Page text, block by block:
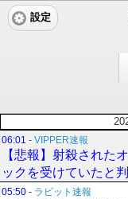
設定
06:01 - VIPPER速報
【悲報】射殺された
ックを受けていたと
05:50 - ラビット速報